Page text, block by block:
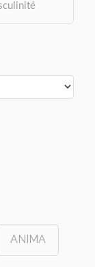
ANIMA